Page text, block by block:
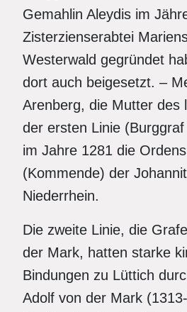
Gemahlin Aleydis im
Zisterzienserabtei
Westerwald gegründet
dort auch beigesetzt. –
Arenberg, die Mutter des
der ersten Linie
im Jahre 1281 die
(Kommende) der
Niederrhein.
Die zweite Linie, die
der Mark, hatten starke
Bindungen zu Lüttich
Adolf von der Mark